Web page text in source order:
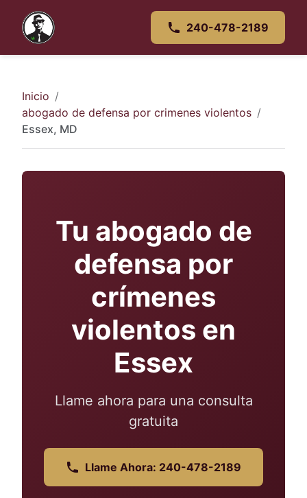
240-478-2189
Inicio
abogado de defensa por crimenes violentos
Essex, MD
Tu abogado de
defensa por
crímenes
violentos en
Essex
Llame ahora para una consulta
gratuita
Llame Ahora: 240-478-2189